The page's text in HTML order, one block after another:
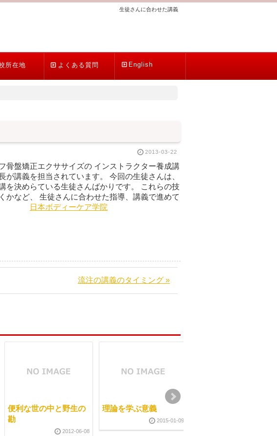
生徒さんに合わせた講義
所在地 よくある質問 English
2013-03-22
骨盤矯正エクササイズの インストラクター養成講
講義を担当されています。 今回の生徒さんは、
を決めらている生徒さんばかりです。 これらの技
かなど、 生徒さんに合わせた指導、講義で進めて
日本ボディーケア学院
流注の講義のタイミング »
便利な世の中と野生の
勘
2012-06-08
理論を学ぶ意義
2015-01-09